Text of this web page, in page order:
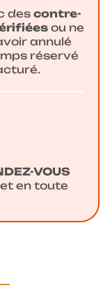
des contre-
ou ne
annulé
réservé
VOUS
en toute